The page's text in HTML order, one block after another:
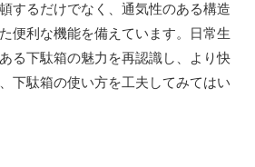
するだけでなく、通気性のある構造
便利な機能を備えています。日常生
る下駄箱の魅力を再認識し、より快
下駄箱の使い方を工夫してみてはい